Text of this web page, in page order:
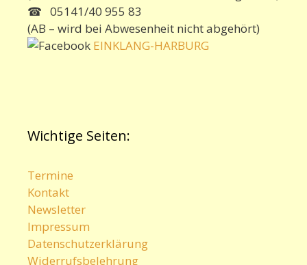
☎ 05141/40 955 83
(AB – wird bei Abwesenheit nicht abgehört)
EINKLANG-HARBURG
Wichtige Seiten:
Termine
Kontakt
Newsletter
Impressum
Datenschutzerklärung
Widerrufsbelehrung